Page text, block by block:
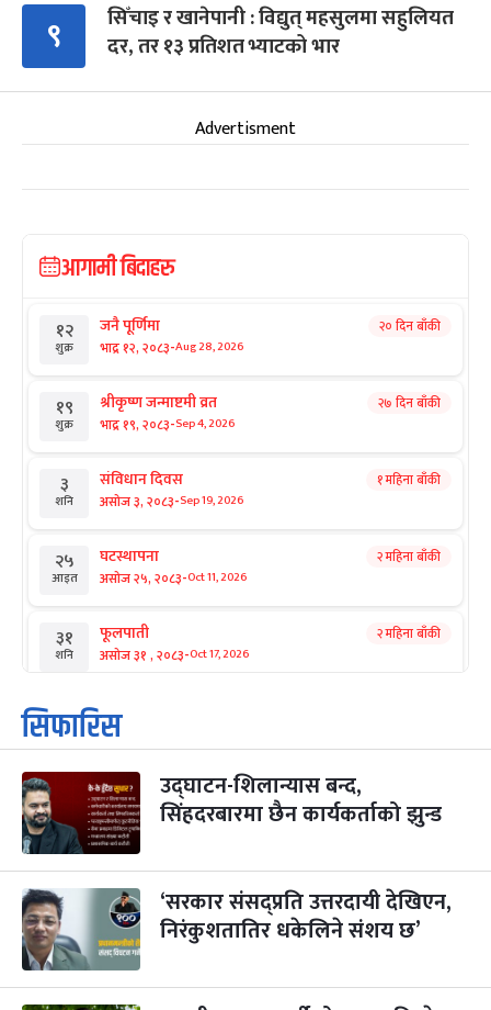
९
सिँचाइ र खानेपानी : विद्युत् महसुलमा सहुलियत
दर, तर १३ प्रतिशत भ्याटको भार
Advertisment
आगामी बिदाहरु
१२
शुक्र
जनै पूर्णिमा
भाद्र १२, २०८३-Aug 28, 2026
२० दिन बाँकी
१९
शुक्र
श्रीकृष्ण जन्माष्टमी व्रत
भाद्र १९, २०८३-Sep 4, 2026
२७ दिन बाँकी
३
शनि
संविधान दिवस
असोज ३, २०८३-Sep 19, 2026
१ महिना बाँकी
२५
आइत
घटस्थापना
असोज २५, २०८३-Oct 11, 2026
२ महिना बाँकी
३१
शनि
फूलपाती
असोज ३१ , २०८३-Oct 17, 2026
२ महिना बाँकी
१
आइत
कार्तिक सङ्क्रान्ति
कार्तिक १, २०८३
मंगल
महानवमी
कार्तिक ३, २०८३-Oct 20, 2026
४
बुध कार्तिक ४, २०८३
५
बिहि
पापा‌ङ्कुशा एकादशी व्रत
कार्तिक ५, २०८३
२ महिना बाँकी
सिफारिस
उद्घाटन-शिलान्यास बन्द,
सिंहदरबारमा छैन कार्यकर्ताको झुन्ड
‘सरकार संसद्प्रति उत्तरदायी देखिएन,
निरंकुशतातिर धकेलिने संशय छ’